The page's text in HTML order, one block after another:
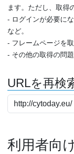
ます。ただし、取得
- ログインが必要に
など。
- フレームページを
- その他の取得の問
URLを再検
利用者向